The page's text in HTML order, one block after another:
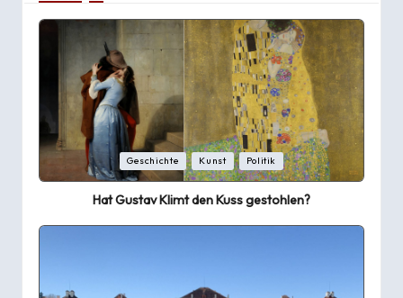
Posted
in
Geschichte Kunst Politik
Hat Gustav Klimt den Kuss gestohlen?